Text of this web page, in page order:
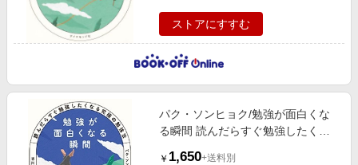
ビジネス・その他サービス
ストアにすすむ
パク・ソンヒョク/勉強が面白くな
る瞬間 読んだらすぐ勉強したくな
￥ 1,650+送料別